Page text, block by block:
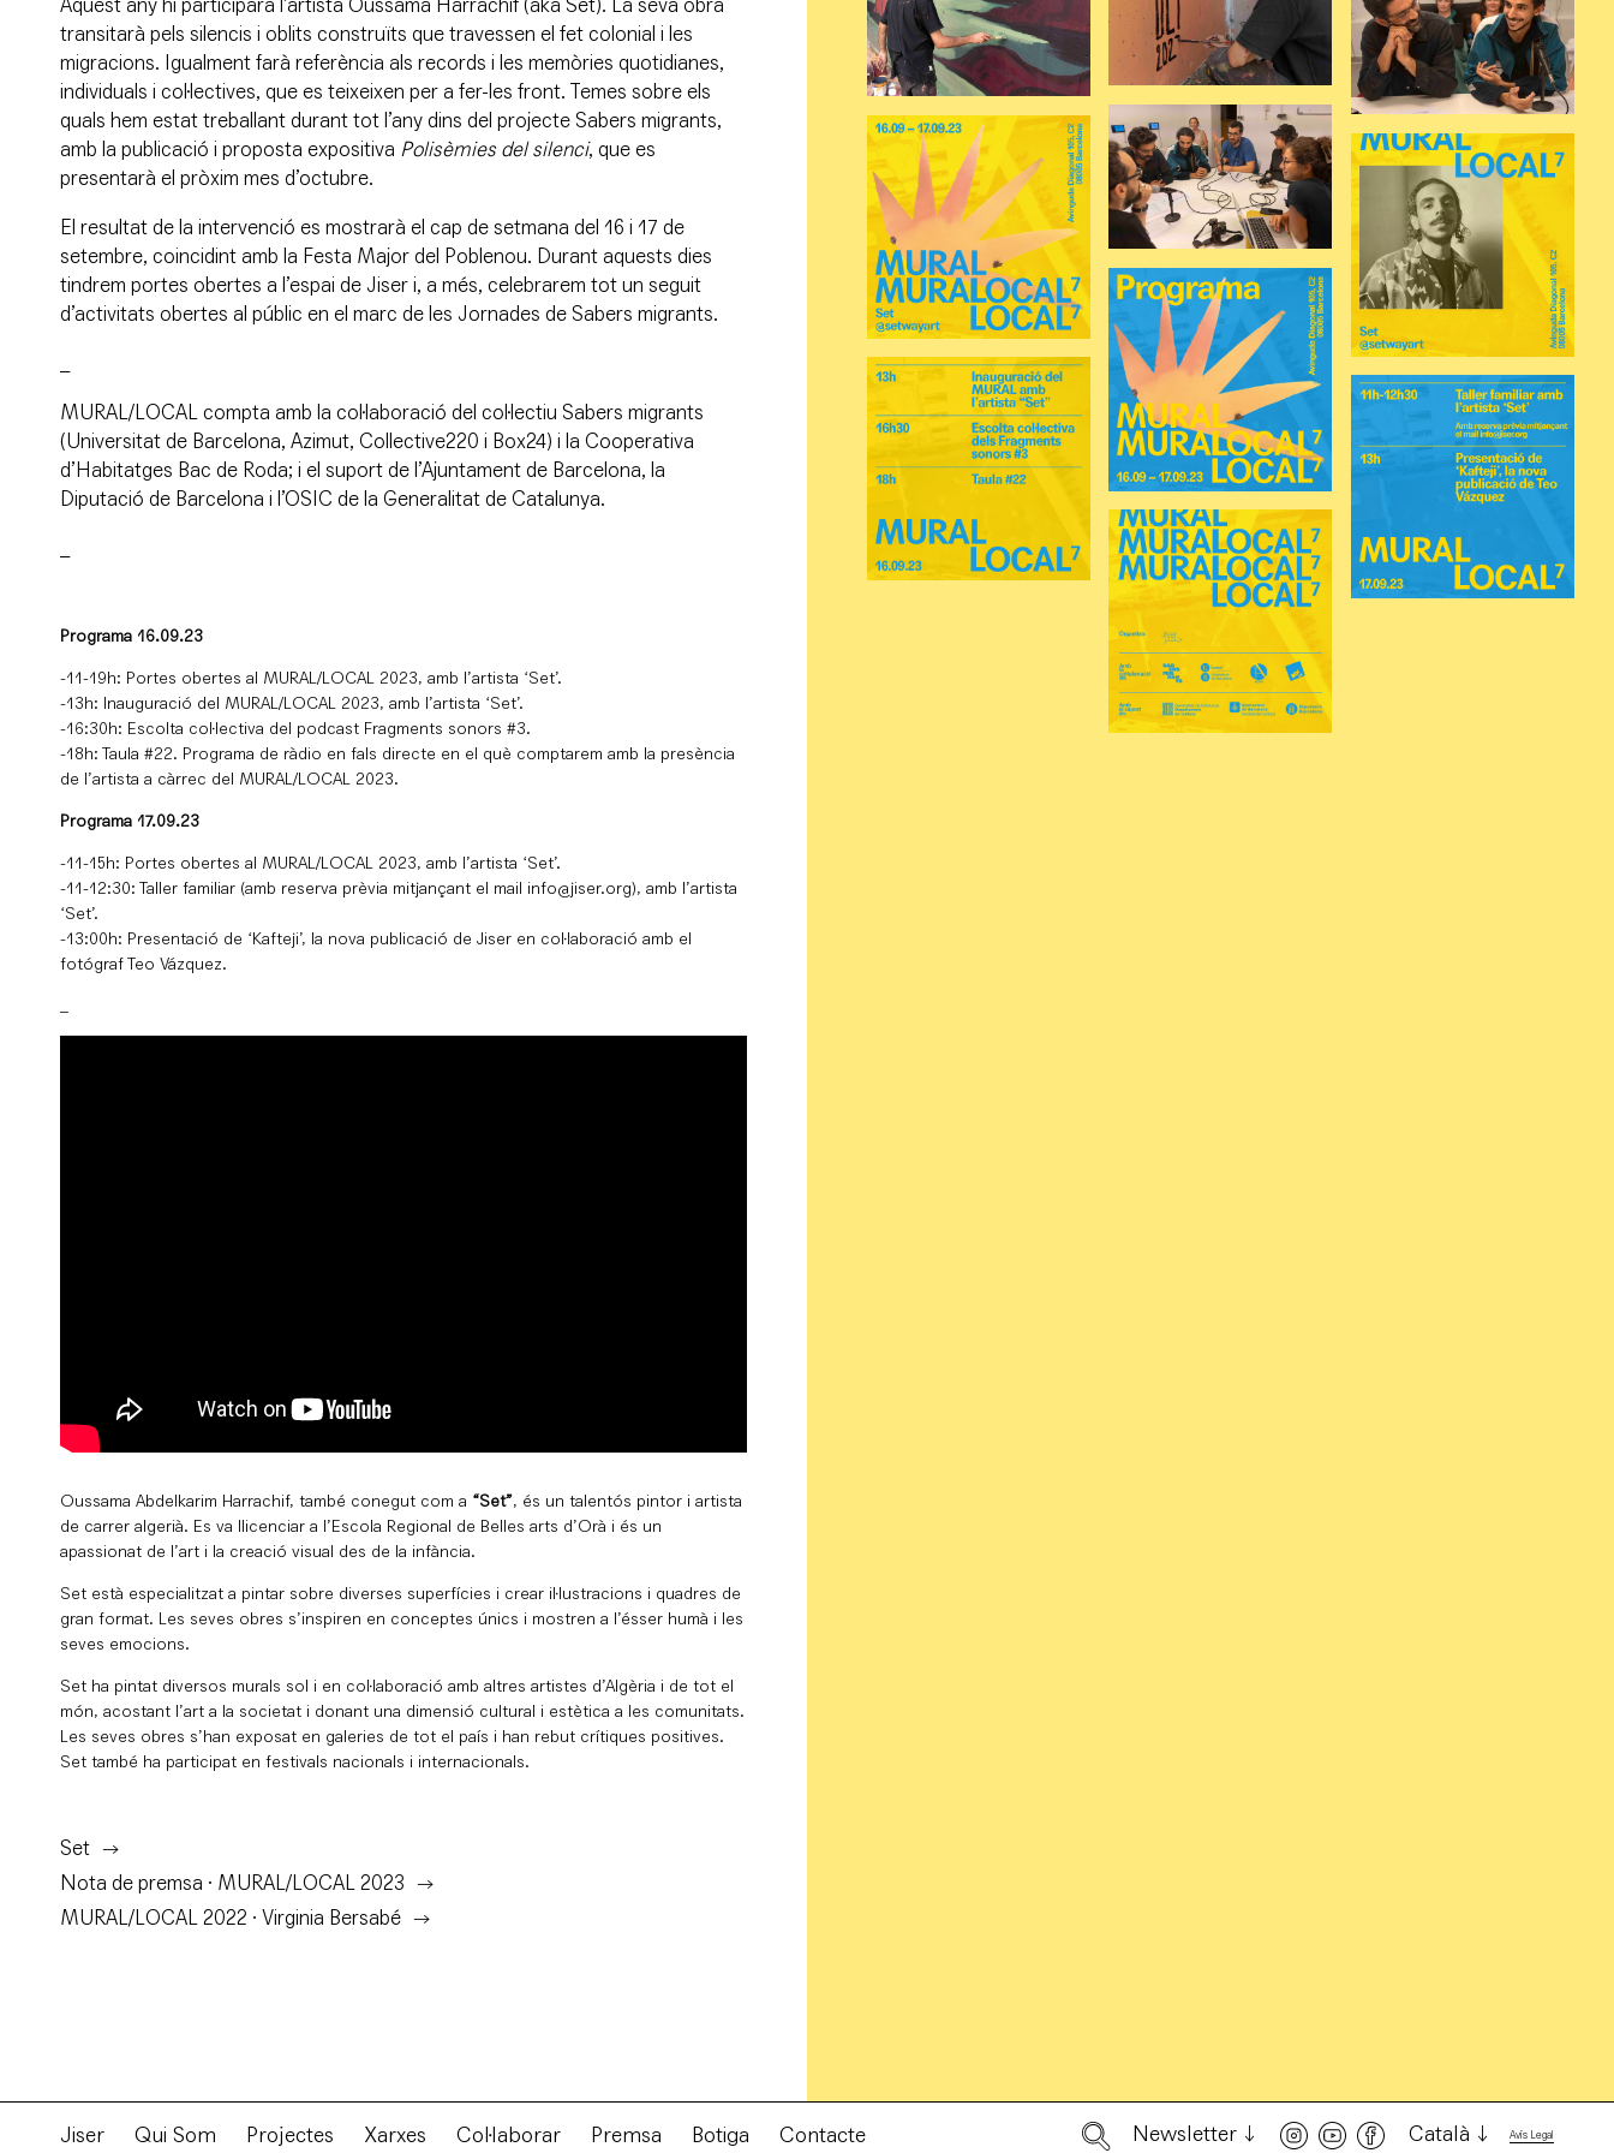
Jiser Qui Som Projectes Xarxes Col·laborar Premsa Botiga Contacte Newsletter Català Avís Legal
Aquest any hi participarà l’artista Oussama Harrachif (aka Set). La seva obra
transitarà pels silencis i oblits construïts que travessen el fet colonial i les
migracions. Igualment farà referència als records i les memòries quotidianes,
individuals i col·lectives, que es teixeixen per a fer-les front. Temes sobre els
quals hem estat treballant durant tot l’any dins del projecte Sabers migrants,
amb la publicació i proposta expositiva Polisèmies del silenci, que es
presentarà el pròxim mes d’octubre.
El resultat de la intervenció es mostrarà el cap de setmana del 16 i 17 de
setembre, coincidint amb la Festa Major del Poblenou. Durant aquests dies
tindrem portes obertes a l’espai de Jiser i, a més, celebrarem tot un seguit
d’activitats obertes al públic en el marc de les Jornades de Sabers migrants.
MURAL/LOCAL compta amb la col·laboració del col·lectiu Sabers migrants
(Universitat de Barcelona, Azimut, Collective220 i Box24) i la Cooperativa
d’Habitatges Bac de Roda; i el suport de l’Ajuntament de Barcelona, la
Diputació de Barcelona i l’OSIC de la Generalitat de Catalunya.
Programa 16.09.23
-11-19h: Portes obertes al MURAL/LOCAL 2023, amb l’artista ‘Set’.
-13h: Inauguració del MURAL/LOCAL 2023, amb l’artista ‘Set’.
-16:30h: Escolta col·lectiva del podcast Fragments sonors #3.
-18h: Taula #22. Programa de ràdio en fals directe en el què comptarem amb la presència
de l’artista a càrrec del MURAL/LOCAL 2023.
Programa 17.09.23
-11-15h: Portes obertes al MURAL/LOCAL 2023, amb l’artista ‘Set’.
-11-12:30: Taller familiar (amb reserva prèvia mitjançant el mail info@jiser.org), amb l’artista
‘Set’.
-13:00h: Presentació de ‘Kafteji’, la nova publicació de Jiser en col·laboració amb el
fotógraf Teo Vázquez.
Oussama Abdelkarim Harrachif, també conegut com a “Set”, és un talentós pintor i artista
de carrer algerià. Es va llicenciar a l’Escola Regional de Belles arts d’Orà i és un
apassionat de l’art i la creació visual des de la infància.
Set està especialitzat a pintar sobre diverses superfícies i crear il·lustracions i quadres de
gran format. Les seves obres s’inspiren en conceptes únics i mostren a l’ésser humà i les
seves emocions.
Set ha pintat diversos murals sol i en col·laboració amb altres artistes d’Algèria i de tot el
món, acostant l’art a la societat i donant una dimensió cultural i estètica a les comunitats.
Les seves obres s’han exposat en galeries de tot el país i han rebut crítiques positives.
Set també ha participat en festivals nacionals i internacionals.
Set
Nota de premsa · MURAL/LOCAL 2023
MURAL/LOCAL 2022 · Virginia Bersabé